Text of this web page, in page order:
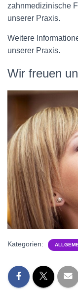
zahnmedizinische
unserer Praxis.
Weitere
unserer Praxis.
Wir freuen
Kategorien: